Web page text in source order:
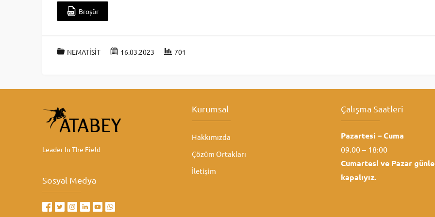
Broşür
NEMATİSİT 16.03.2023 701
Leader In The Field
Sosyal Medya
Kurumsal
Hakkımızda
Çözüm Ortakları
İletişim
Çalışma Saatleri
Pazartesi – Cuma
09.00 – 18:00
Cumartesi ve Pazar
kapalıyız.